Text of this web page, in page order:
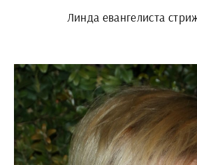
Линда евангелиста